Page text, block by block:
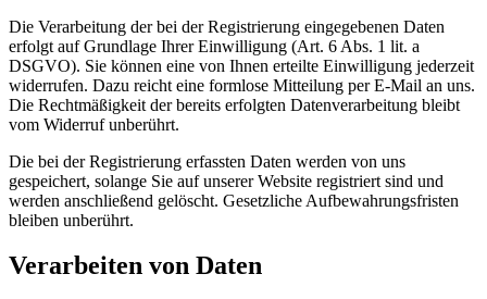
Die Verarbeitung der bei der Registrierung eingegebenen Daten
erfolgt auf Grundlage Ihrer Einwilligung (Art. 6 Abs. 1 lit. a
DSGVO). Sie können eine von Ihnen erteilte Einwilligung jederzeit
widerrufen. Dazu reicht eine formlose Mitteilung per E-Mail an uns.
Die Rechtmäßigkeit der bereits erfolgten Datenverarbeitung bleibt
vom Widerruf unberührt.
Die bei der Registrierung erfassten Daten werden von uns
gespeichert, solange Sie auf unserer Website registriert sind und
werden anschließend gelöscht. Gesetzliche Aufbewahrungsfristen
bleiben unberührt.
Verarbeiten von Daten